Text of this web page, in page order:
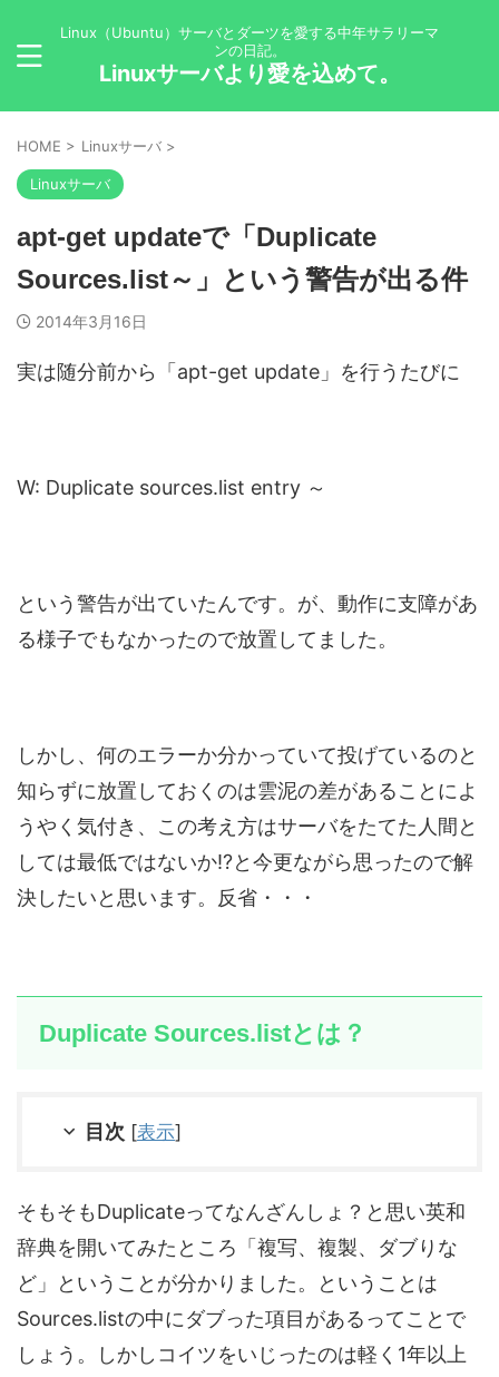
Linux（Ubuntu）サーバとダーツを愛する中年サラリーマ
ンの日記。
Linuxサーバより愛を込めて。
HOME > Linuxサーバ >
Linuxサーバ
apt-get updateで「Duplicate
Sources.list～」という警告が出る件
2014年3月16日
実は随分前から「apt-get update」を行うたびに
W: Duplicate sources.list entry ～
という警告が出ていたんです。が、動作に支障があ
る様子でもなかったので放置してました。
しかし、何のエラーか分かっていて投げているのと
知らずに放置しておくのは雲泥の差があることによ
うやく気付き、この考え方はサーバをたてた人間と
しては最低ではないか!?と今更ながら思ったので解
決したいと思います。反省・・・
Duplicate Sources.listとは？
目次 [表示]
そもそもDuplicateってなんざんしょ？と思い英和
辞典を開いてみたところ「複写、複製、ダブりな
ど」ということが分かりました。ということは
Sources.listの中にダブった項目があるってことで
しょう。しかしコイツをいじったのは軽く1年以上